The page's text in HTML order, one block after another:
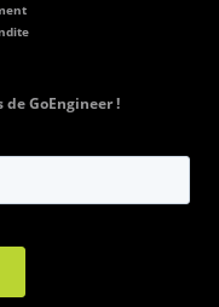
de GoEngineer !